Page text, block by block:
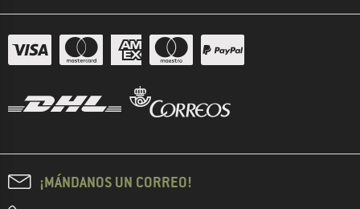
¡MÁNDANOS UN CORREO!